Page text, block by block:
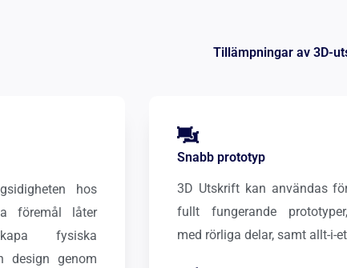
Tillämpningar av 3D-
hos
föremål låter
fysiska
design genom
Snabb prototyp
3D Utskrift kan användas
fullt fungerande
med rörliga delar, samt allt-i-